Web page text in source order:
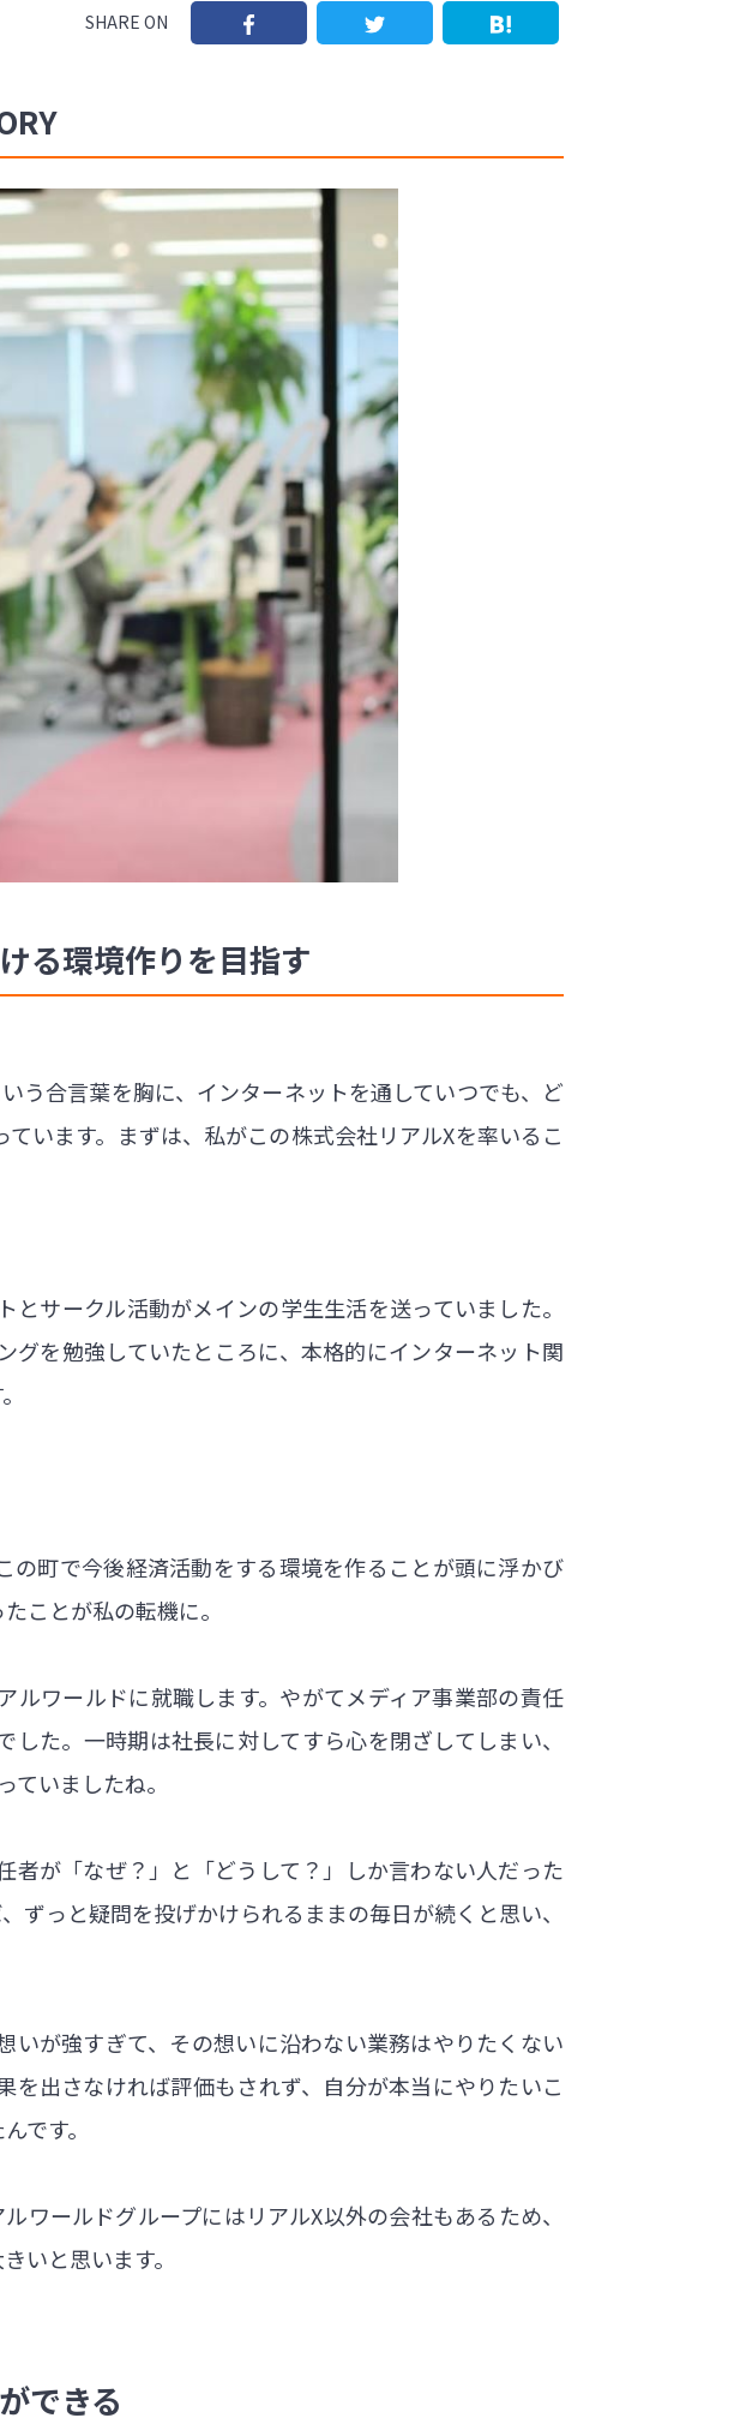
SHARE ON
る環境作りを目指す
う合言葉を胸に、インターネットを通していつでも、ど
います。まずは、私がこの株式会社リアルXを率いるこ
サークル活動がメインの学生生活を送っていました。
を勉強していたところに、本格的にインターネット関
町で今後経済活動をする環境を作ることが頭に浮かび
ことが私の転機に。
ワールドに就職します。やがてメディア事業部の責任
た。一時期は社長に対してすら心を閉ざしてしまい、
いましたね。
が「なぜ？」と「どうして？」しか言わない人だった
っと疑問を投げかけられるままの毎日が続くと思い、
が強すぎて、その想いに沿わない業務はやりたくない
出さなければ評価もされず、自分が本当にやりたいこ
です。
ワールドグループにはリアルX以外の会社もあるため、
いと思います。
できる